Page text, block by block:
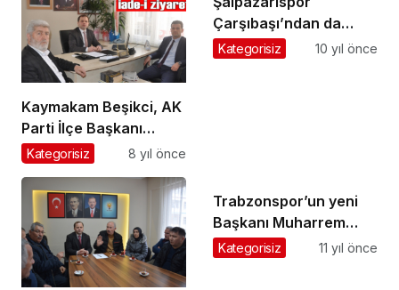
Kaymakam Beşikci, AK
Parti İlçe Başkanı
Çabuk’u ziyaret etti
Kategorisiz 8 yıl önce
Çarşıbaşı’ndan da
puansız döndü
Kategorisiz 10 yıl önce
Trabzonspor’un yeni
Başkanı Muharrem
Usta göreve resmen
Kategorisiz 11 yıl önce